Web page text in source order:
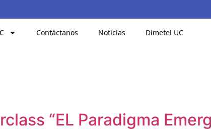
Contáctanos Noticias Dimetel UC
“EL Paradigma